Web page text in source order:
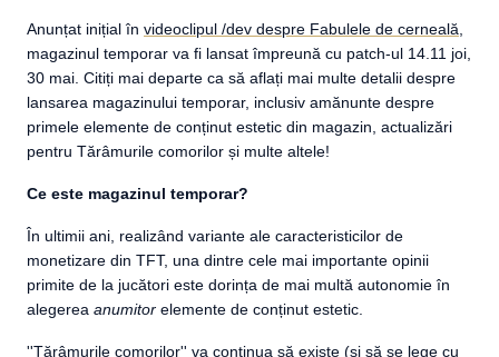
Anunțat inițial în videoclipul /dev despre Fabulele de cerneală
magazinul temporar va fi lansat împreună cu patch-ul 14.11 joi,
30 mai. Citiți mai departe ca să aflați mai multe detalii despre
lansarea magazinului temporar, inclusiv amănunte despre
primele elemente de conținut estetic din magazin, actualizări
pentru Tărâmurile comorilor și multe altele!
Ce este magazinul temporar?
În ultimii ani, realizând variante ale caracteristicilor de
monetizare din TFT, una dintre cele mai importante opinii
primite de la jucători este dorința de mai multă autonomie în
alegerea anumitor elemente de conținut estetic.
''Tărâmurile comorilor'' va continua să existe (și să se lege cu